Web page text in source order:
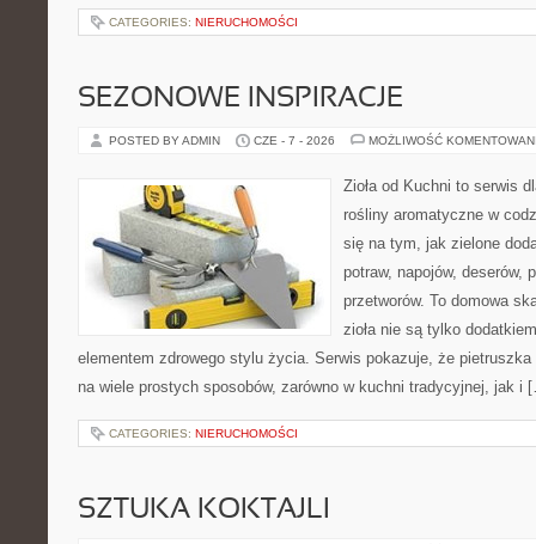
CATEGORIES: NIERUCHOMOŚCI
SEZONOWE INSPIRACJE
POSTED BY ADMIN CZE - 7 - 2026 MOŻLIWOŚĆ
Zioła od Kuchni to serwis
rośliny aromatyczne w
się na tym, jak zielone
potraw, napojów, deserów,
przetworów. To domowa
zioła nie są tylko
elementem zdrowego stylu życia. Serwis pokazuje, że
na wiele prostych sposobów, zarówno w kuchni tradycyjnej, jak i
CATEGORIES: NIERUCHOMOŚCI
SZTUKA KOKTAJLI